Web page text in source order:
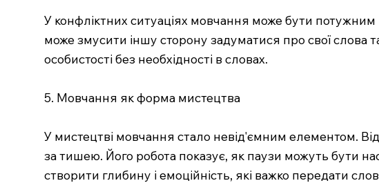
У конфліктних ситуаціях мовчання може бути
може змусити іншу сторону задуматися про свої слова
особистості без необхідності в словах.
5. Мовчання як форма мистецтва
У мистецтві мовчання стало невід'ємним елементом.
за тишею. Його робота показує, як паузи можуть бути
створити глибину і емоційність, які важко передати